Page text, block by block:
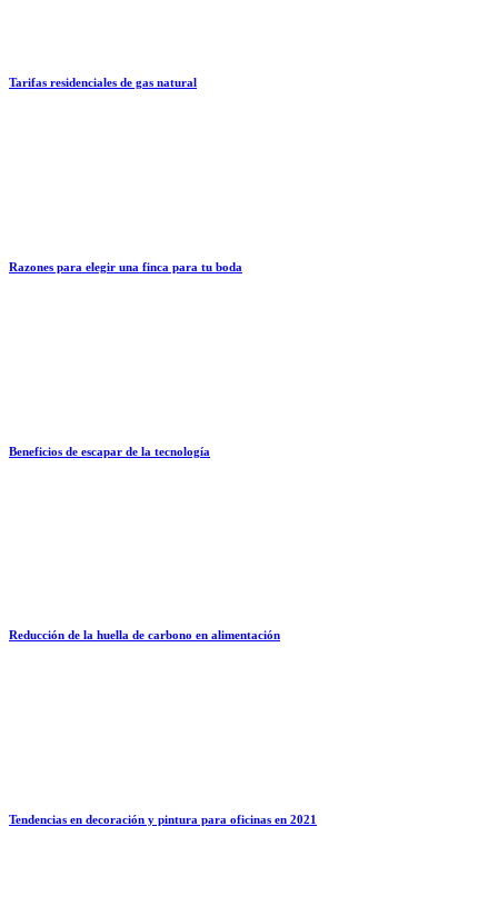
Tarifas residenciales de gas natural
Razones para elegir una finca para tu boda
Beneficios de escapar de la tecnología
Reducción de la huella de carbono en alimentación
Tendencias en decoración y pintura para oficinas en 2021